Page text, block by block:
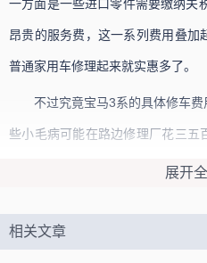
一方面是一些进口零件需要缴纳关
昂贵的服务费，这一系列费用叠
普通家用车修理起来就实惠多了。
不过究竟宝马3系的具体修车
些小毛病可能在路边修理厂花三五
可能需要花几万甚至十几万。此外
件，这样修车成本会大幅下降。
展开
相关文章